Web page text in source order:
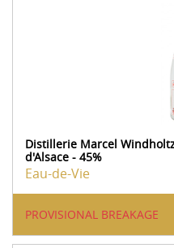
Distillerie Marcel
d'Alsace - 45%
Eau-de-Vie
PROVISIONAL BREAKAGE